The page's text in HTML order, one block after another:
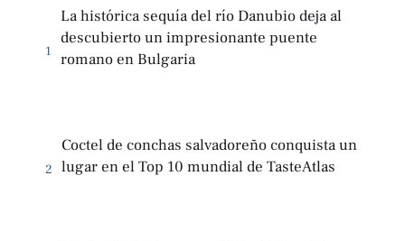
1
La histórica sequía del río Danubio deja al
descubierto un impresionante puente
romano en Bulgaria
2
Coctel de conchas salvadoreño conquista un
lugar en el Top 10 mundial de TasteAtlas